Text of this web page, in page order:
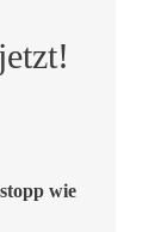
wie